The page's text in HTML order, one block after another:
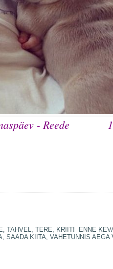
- Reede 10
TAHVEL, TERE, KRIIT! ENNE
SAADA KIITA, VAHETUNNIS